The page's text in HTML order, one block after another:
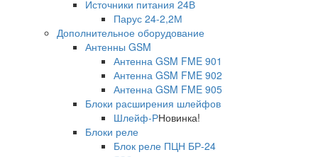
Источники питания 24В
Парус 24-2,2М
Дополнительное оборудование
Антенны GSM
Антенна GSM FME 901
Антенна GSM FME 902
Антенна GSM FME 905
Блоки расширения шлейфов
Шлейф-РНовинка!
Блоки реле
Блок реле ПЦН БР-24